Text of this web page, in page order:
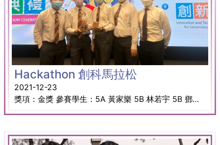
Hackathon 創科馬拉松
2021-12-23
獎項：金獎 參賽學生：5A 黃家樂 5B 林若宇 5B 鄧智航 5D 莊禮傑